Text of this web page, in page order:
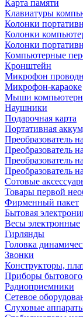
Карта памяти
Клавиатуры
Колонки
Колонки
Колонки
Компьютерные
Кронштейн
Микрофон
Микрофон-караоке
Мыши
Наушники
Подарочная карта
Портативная
Преобразователь
Преобразователь
Преобразователь
Преобразователь
Сотовые
Товары первой
Фирменный пакет
Бытовая
Весы электронные
Гирлянды
Головка
Звонки
Конструкторы,
Приборы
Радиоприемники
Сетевое
Слуховые